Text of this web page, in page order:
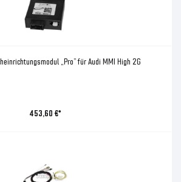
„Pro” für Audi MMI High 2G
453,60 €*